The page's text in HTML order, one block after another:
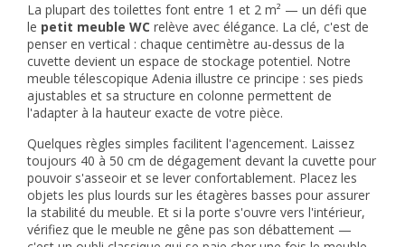
La plupart des toilettes font entre 1 et 2 m² — un défi que
le petit meuble WC relève avec élégance. La clé, c'est de
penser en vertical : chaque centimètre au-dessus de la
cuvette devient un espace de stockage potentiel. Notre
meuble télescopique Adenia illustre ce principe : ses pieds
ajustables et sa structure en colonne permettent de
l'adapter à la hauteur exacte de votre pièce.
Quelques règles simples facilitent l'agencement. Laissez
toujours 40 à 50 cm de dégagement devant la cuvette pour
pouvoir s'asseoir et se lever confortablement. Placez les
objets les plus lourds sur les étagères basses pour assurer
la stabilité du meuble. Et si la porte s'ouvre vers l'intérieur,
vérifiez que le meuble ne gêne pas son débattement —